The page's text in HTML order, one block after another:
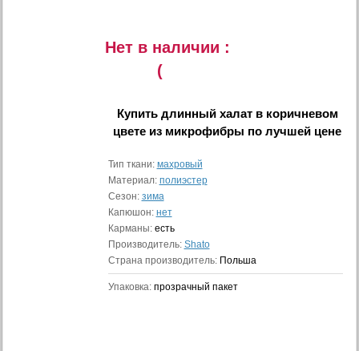
Нет в наличии :
(
Купить длинный халат в коричневом
цвете из микрофибры по лучшей цене
Тип ткани: махровый
Материал: полиэстер
Сезон: зима
Капюшон: нет
Карманы: есть
Производитель: Shato
Страна производитель: Польша
Упаковка: прозрачный пакет